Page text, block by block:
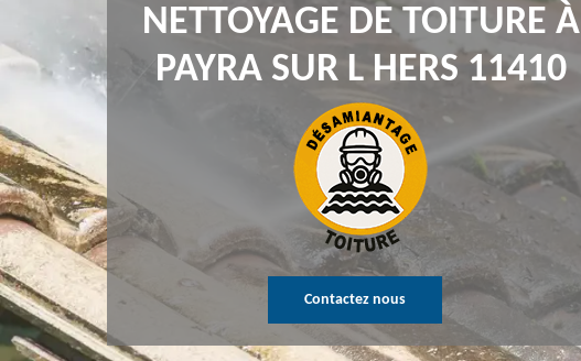
NETTOYAGE DE TOITURE À
PAYRA SUR L HERS 11410
Contactez nous